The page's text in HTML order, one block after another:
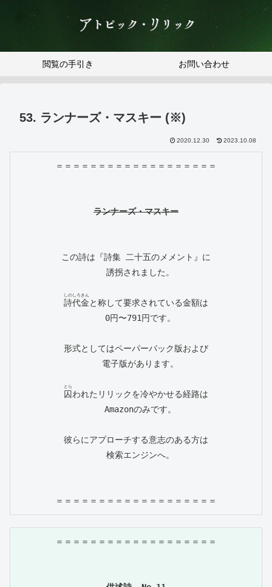
アトピック・リリック
閲覧の手引き お問い合わせ
53. ランナーズ・マスキー (※)
2020.12.30 2023.10.08
＝＝＝＝＝＝＝＝＝＝＝＝＝＝＝＝＝＝＝
この詩は『詩集 二十五のメメント』に
誘拐されました。
詩代金
しのしろきん
と称して要求されている金額は
0円〜791円です。
形式としてはペーパーバック版および
電子版があります。
囚
とら
われたリリックを冷やかせる経路は
Amazonのみです。
彼らにアプローチする意志のある方は
検索エンジンへ。
＝＝＝＝＝＝＝＝＝＝＝＝＝＝＝＝＝＝＝
＝＝＝＝＝＝＝＝＝＝＝＝＝＝＝＝＝＝＝